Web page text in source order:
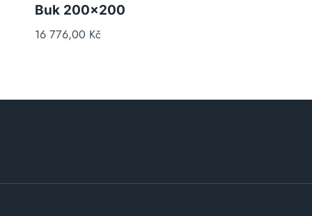
Buk 200×200
16 776,00 Kč